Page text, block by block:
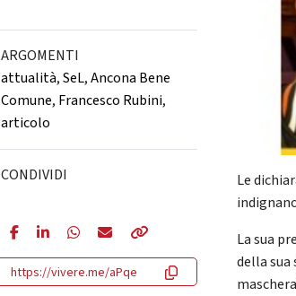
ARGOMENTI
attualità,SeL,Ancona Bene
Comune, Francesco Rubini,
articolo
CONDIVIDI
https://vivere.me/aPqe
Le
La sua
della